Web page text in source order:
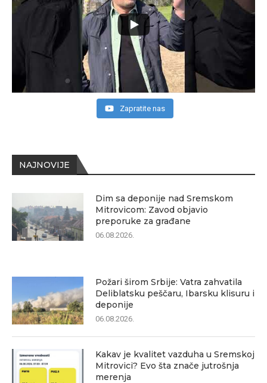
NAJNOVIJE
Dim sa deponije nad Sremskom
Mitrovicom: Zavod objavio
preporuke za građane
06.08.2026.
Požari širom Srbije: Vatra zahvatila
Deliblatsku peščaru, Ibarsku klisuru i
deponije
06.08.2026.
Kakav je kvalitet vazduha u Sremskoj
Mitrovici? Evo šta znače jutrošnja
merenja
Zapratite nas